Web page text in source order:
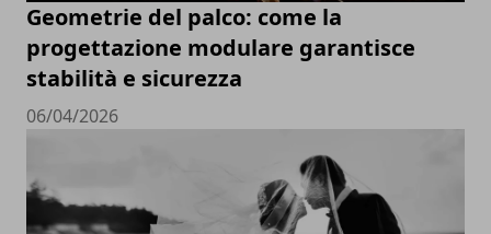
Geometrie del palco: come la
progettazione modulare garantisce
stabilità e sicurezza
06/04/2026